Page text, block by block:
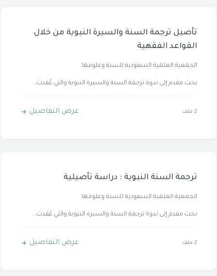
تأصيل ترجمة السنة والسيرة النبوية من خلال
القواعد الفقهية
الجمعية العلمية السعودية للسنة وعلومها
بحث مقدم إلى ندوة ترجمة السنة والسيرة النبوية والتي عُقدت...
2 ملف عرض التفاصيل
ترجمة السنة النبوية : دراسة تأصيلية
الجمعية العلمية السعودية للسنة وعلومها
بحث مقدم إلى ندوة ترجمة السنة والسيرة النبوية والتي عُقدت...
2 ملف عرض التفاصيل